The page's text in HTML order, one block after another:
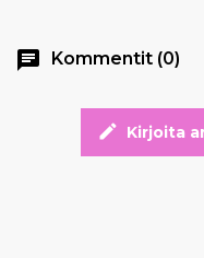
chat Kommentit (0)
edit Kirjoita